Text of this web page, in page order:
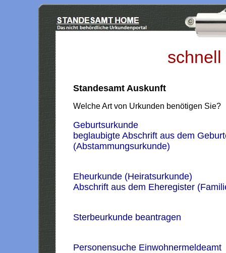
Standesamt Auskunft
Welche Art von Urkunden benötigen Sie?
Geburtsurkunde
beglaubigte Abschrift aus dem
(Abstammungsurkunde)
Eheurkunde (Heiratsurkunde)
Abschrift aus dem Eheregister
Sterbeurkunde beantragen
Personensuche Einwohnermeldeamt